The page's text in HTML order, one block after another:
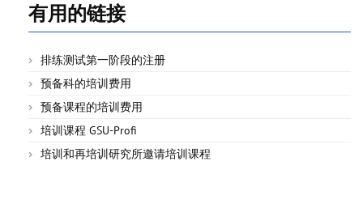
有用的链接
排练测试第一阶段的注册
预备科的培训费用
预备课程的培训费用
培训课程 GSU-Profi
培训和再培训研究所邀请培训课程